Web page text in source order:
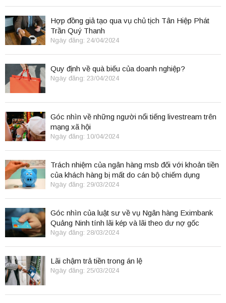
Hợp đồng giả tạo qua vụ chủ tịch Tân Hiệp Phát
Trần Quý Thanh
Ngày đăng: 24/04/2024
Quy định về quà biếu của doanh nghiệp?
Ngày đăng: 23/04/2024
Góc nhìn về những người nổi tiếng livestream trên
mạng xã hội
Ngày đăng: 10/04/2024
Trách nhiệm của ngân hàng msb đối với khoản tiền
của khách hàng bị mất do cán bộ chiếm dụng
Ngày đăng: 29/03/2024
Góc nhìn của luật sư về vụ Ngân hàng Eximbank
Quảng Ninh tính lãi kép và lãi theo dư nợ gốc
Ngày đăng: 28/03/2024
Lãi chậm trả tiền trong án lệ
Ngày đăng: 25/03/2024